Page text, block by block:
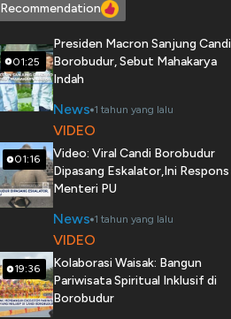
Recommendation
01:25
Presiden Macron Sanjung Candi
Borobudur, Sebut Mahakarya
Indah
News 1 tahun yang lalu
01:16
VIDEO
Video: Viral Candi Borobudur
Dipasang Eskalator,Ini Respons
Menteri PU
News 1 tahun yang lalu
19:36
VIDEO
Kolaborasi Waisak: Bangun
Pariwisata Spiritual Inklusif di
Borobudur